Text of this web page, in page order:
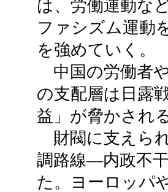
は、労働運動な
ファシズム運動
を強めていく。
中国の労働者
の支配層は日露
益」が脅かされ
財閥に支えら
調路線―内政不
た。ヨーロッパ